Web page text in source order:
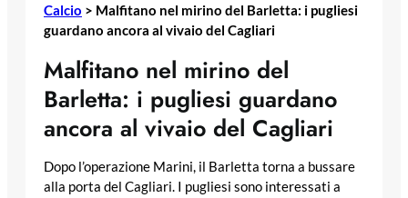
Calcio > Malfitano nel mirino del Barletta: i pugliesi
guardano ancora al vivaio del Cagliari
Malfitano nel mirino del
Barletta: i pugliesi guardano
ancora al vivaio del Cagliari
Dopo l’operazione Marini, il Barletta torna a bussare
alla porta del Cagliari. I pugliesi sono interessati a